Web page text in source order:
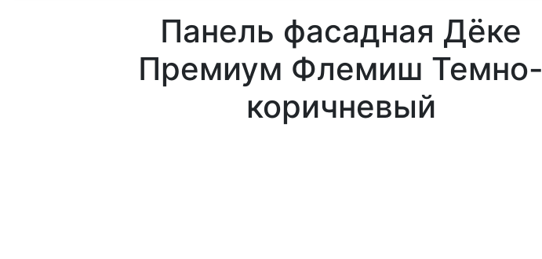
Панель фасадная Дёке
Премиум Флемиш Темно-
коричневый